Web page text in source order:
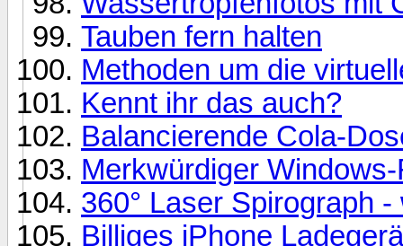
Tauben fern halten
Methoden um die
Kennt ihr das auch?
Balancierende Cola-
Merkwürdiger
360° Laser Spirograph
Billiges iPhone